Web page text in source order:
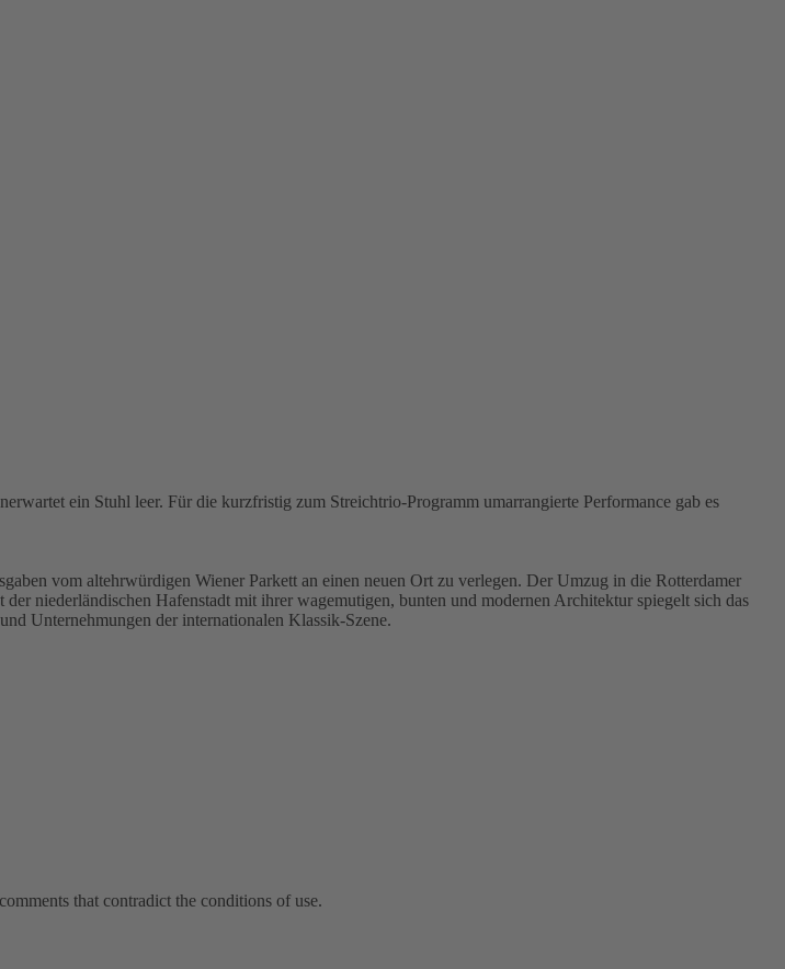
ein Stuhl leer. Für die kurzfristig zum Streichtrio-Programm umarrangierte Performance gab es
vom altehrwürdigen Wiener Parkett an einen neuen Ort zu verlegen. Der Umzug in die Rotterdamer
niederländischen Hafenstadt mit ihrer wagemutigen, bunten und modernen Architektur spiegelt sich das
Unternehmungen der internationalen Klassik-Szene.
that contradict the conditions of use.